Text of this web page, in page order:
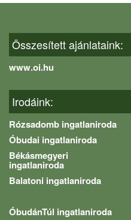
Összesített ajánlataink:
www.oi.hu
Irodáink:
Rózsadomb ingatlaniroda
Óbudai ingatlaniroda
Békásmegyeri
ingatlaniroda
Balatoni ingatlaniroda
ÓbudánTúl ingatlaniroda